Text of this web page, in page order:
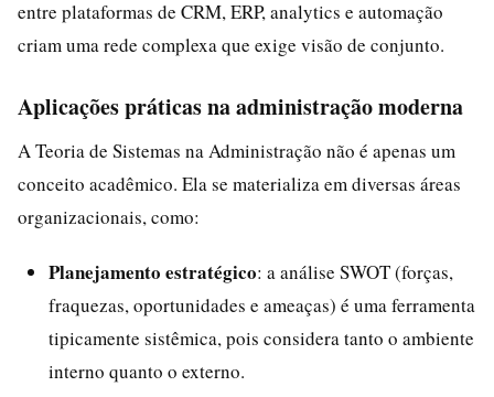
entre plataformas de CRM, ERP, analytics e automação
criam uma rede complexa que exige visão de conjunto.
Aplicações práticas na administração moderna
A Teoria de Sistemas na Administração não é apenas um
conceito acadêmico. Ela se materializa em diversas áreas
organizacionais, como:
Planejamento estratégico: a análise SWOT (forças,
fraquezas, oportunidades e ameaças) é uma ferramenta
tipicamente sistêmica, pois considera tanto o ambiente
interno quanto o externo.